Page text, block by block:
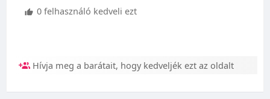
0 felhasználó kedveli ezt
Hívja meg a barátait, hogy kedveljék ezt az oldalt